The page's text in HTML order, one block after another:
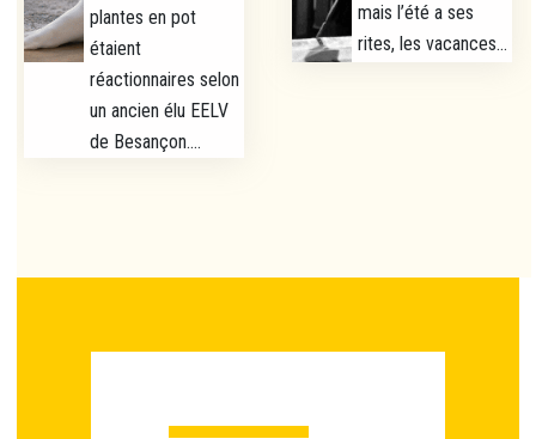
plantes en pot
étaient
réactionnaires selon
un ancien élu EELV
de Besançon....
mais l’été a ses
rites, les vacances...